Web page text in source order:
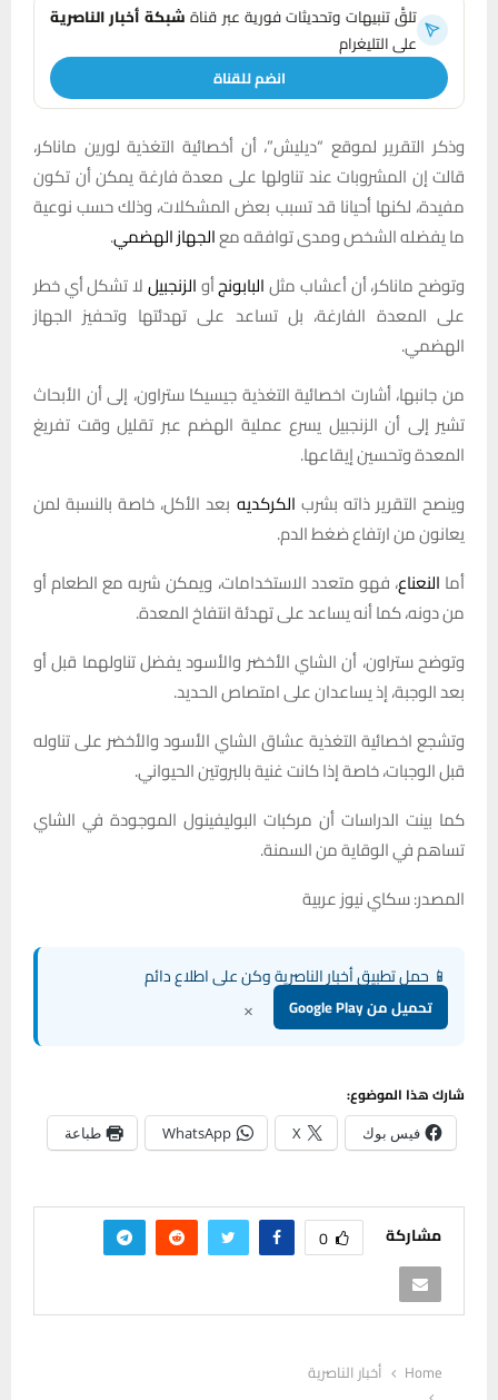
تلقَّ تنبيهات وتحديثات فورية عبر قناةشبكة أخبار الناصرية
على التليغرام
انضم للقناة
وذكر التقرير لموقع “ديليش”، أن أخصائية التغذية لورين ماناكر،
قالت إن المشروبات عند تناولها على معدة فارغة يمكن أن تكون
مفيدة، لكنها أحيانا قد تسبب بعض المشكلات، وذلك حسب نوعية
ما يفضله الشخص ومدى توافقه معالجهاز الهضمي.
وتوضح ماناكر، أن أعشاب مثلالبابونجأوالزنجبيللا تشكل أي خطر
على المعدة الفارغة، بل تساعد على تهدئتها وتحفيز الجهاز
الهضمي.
من جانبها، أشارت اخصائية التغذية جيسيكا ستراون، إلى أن الأبحاث
تشير إلى أن الزنجبيل يسرع عملية الهضم عبر تقليل وقت تفريغ
المعدة وتحسين إيقاعها.
وينصح التقرير ذاته بشرب الكركديه بعد الأكل، خاصة بالنسبة لمن
يعانون من ارتفاع ضغط الدم.
أما النعناع، فهو متعدد الاستخدامات، ويمكن شربه مع الطعام أو
من دونه، كما أنه يساعد على تهدئة انتفاخ المعدة.
وتوضح ستراون، أن الشاي الأخضر والأسود يفضل تناولهما قبل أو
بعد الوجبة، إذ يساعدان على امتصاص الحديد.
وتشجع اخصائية التغذية عشاق الشاي الأسود والأخضر على تناوله
قبل الوجبات، خاصة إذا كانت غنية بالبروتين الحيواني.
كما بينت الدراسات أن مركبات البوليفينول الموجودة في الشاي
تساهم في الوقاية من السمنة.
المصدر: سكاي نيوز عربية
📱 حمل تطبيق أخبار الناصرية وكن على اطلاع دائم
تحميل من Google Play ×
شارك هذا الموضوع:
فيس بوك X
WhatsApp طباعة
مشاركة 0
Home
أخبار الناصرية